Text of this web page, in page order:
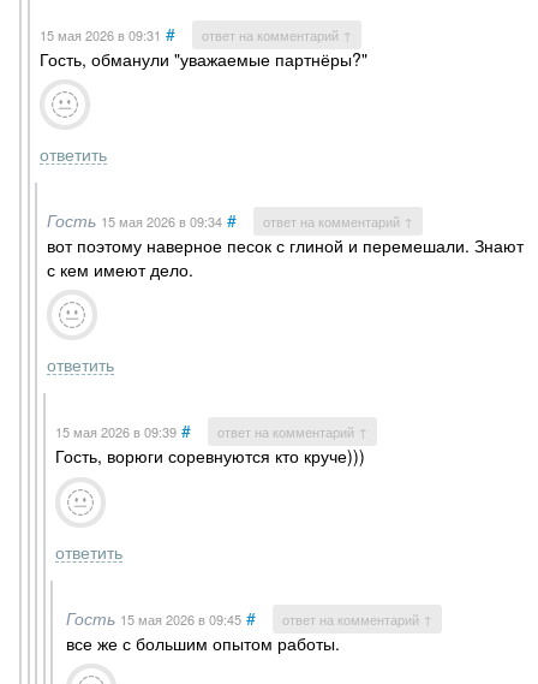
15 мая 2026в 09:31 # ответ на комментарий ↑
Гость, обманули "уважаемые партнёры?"
ответить
Гость 15 мая 2026в 09:34 # ответ на комментарий ↑
вот поэтому наверное песок с глиной и перемешали. Знают
с кем имеют дело.
ответить
15 мая 2026в 09:39 # ответ на комментарий ↑
Гость, ворюги соревнуются кто круче)))
ответить
Гость 15 мая 2026в 09:45 # ответ на комментарий ↑
все же с большим опытом работы.